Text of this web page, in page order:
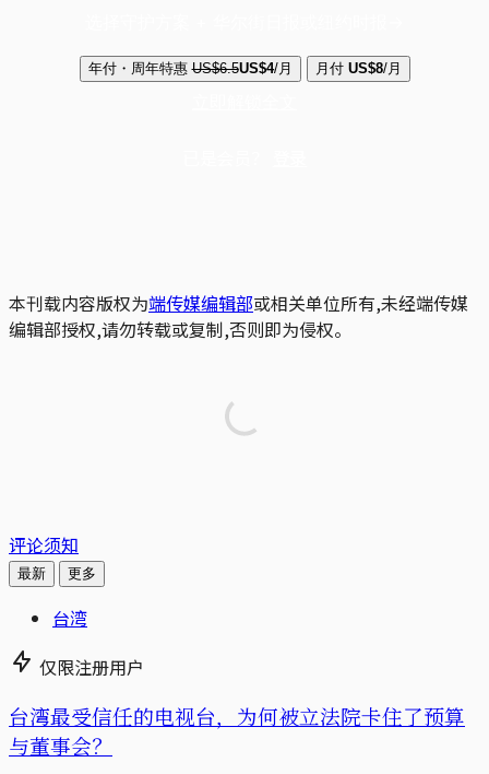
年付・周年特惠 US$6.5US$4/月 月付 US$8/月
本刊载内容版权为端传媒编辑部或相关单位所有,未经端传媒
编辑部授权,请勿转载或复制,否则即为侵权。
评论须知
最新 更多
台湾
仅限注册用户
台湾最受信任的电视台，为何被立法院卡住了预算
与董事会？